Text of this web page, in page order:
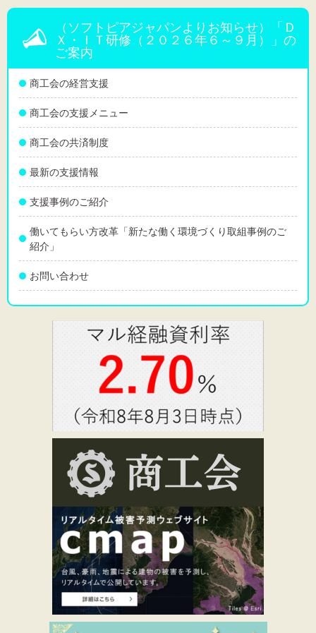
（ソフトピアジャパンよりお知らせ）「Ｄ
Ｘ・ＩＴ研修（２０２６年６～９月）」の
ご案内
商工会の経営支援
商工会の支援メニュー
商工会の共済制度
最新の支援情報
支援事例のご紹介
働いてもらい方改革「新たな働く環境づくり取組事例のご
紹介」
お問い合わせ